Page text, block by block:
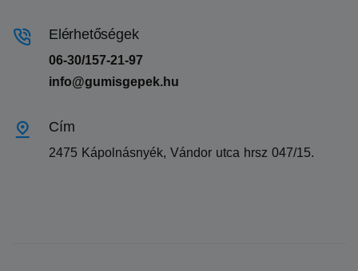
Elérhetőségek
06-30/157-21-97
info@gumisgepek.hu
Cím
2475 Kápolnásnyék, Vándor utca hrsz 047/15.